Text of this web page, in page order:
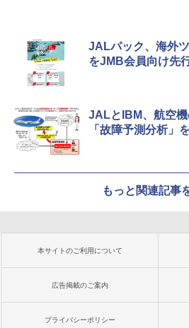
JALパック、海外
をJMB会員向け先
JALとIBM、航空
「故障予測分析」
もっと関連記事
本サイトのご利用について
広告掲載のご案内
プライバシーポリシー